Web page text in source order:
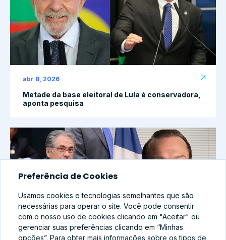
abr 8, 2026
Metade da base eleitoral de Lula é conservadora,
aponta pesquisa
Preferência de Cookies
Usamos cookies e tecnologias semelhantes que são
necessárias para operar o site. Você pode consentir
com o nosso uso de cookies clicando em "Aceitar" ou
gerenciar suas preferências clicando em “Minhas
opções”. Para obter mais informações sobre os tipos de